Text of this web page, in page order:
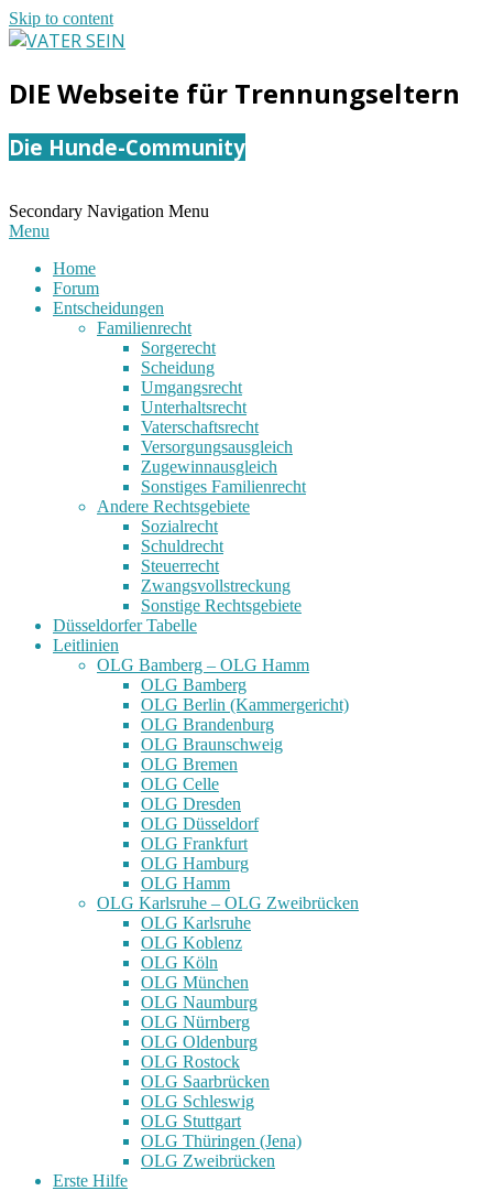
Skip to content
SEIN
DIE Webseite für Trennungseltern
Die Hunde-Community
Secondary Navigation Menu
Menu
Home
Forum
Entscheidungen
Familienrecht
Sorgerecht
Scheidung
Umgangsrecht
Unterhaltsrecht
Vaterschaftsrecht
Versorgungsausgleich
Zugewinnausgleich
Sonstiges Familienrecht
Andere Rechtsgebiete
Sozialrecht
Schuldrecht
Steuerrecht
Zwangsvollstreckung
Sonstige Rechtsgebiete
Düsseldorfer Tabelle
Leitlinien
OLG Bamberg – OLG Hamm
OLG Bamberg
OLG Berlin (Kammergericht)
OLG Brandenburg
OLG Braunschweig
OLG Bremen
OLG Celle
OLG Dresden
OLG Düsseldorf
OLG Frankfurt
OLG Hamburg
OLG Hamm
OLG Karlsruhe – OLG Zweibrücken
OLG Karlsruhe
OLG Koblenz
OLG Köln
OLG München
OLG Naumburg
OLG Nürnberg
OLG Oldenburg
OLG Rostock
OLG Saarbrücken
OLG Schleswig
OLG Stuttgart
OLG Thüringen (Jena)
OLG Zweibrücken
Erste Hilfe